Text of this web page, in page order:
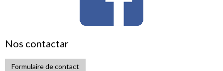
Nos contactar
Formulaire de contact